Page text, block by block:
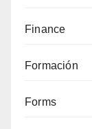
Finance
Formación
Forms